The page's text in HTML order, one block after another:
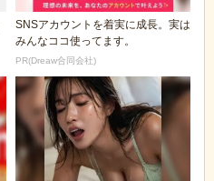
SNSアカウントを着実に成長。実は
みんなココ使ってます。
PR(Dreaw合同会社)